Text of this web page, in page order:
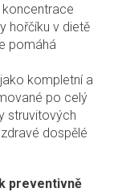
hořčíku v dietě
pomáhá
kompletní a
po celý
struvitových
dospělé
preventivně